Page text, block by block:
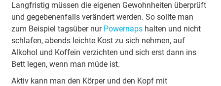
Langfristig müssen die eigenen Gewohnheiten überprüft
und gegebenenfalls verändert werden. So sollte man
zum Beispiel tagsüber nur Powernapshalten und nicht
schlafen, abends leichte Kost zu sich nehmen, auf
Alkohol und Koffein verzichten und sich erst dann ins
Bett legen, wenn man müde ist.
Aktiv kann man den Körper und den Kopf mit